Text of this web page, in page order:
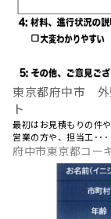
東京都府中市 外
ト
最初はお見積もりの件
営業の方や、担当工･･･
府中市東京都コー